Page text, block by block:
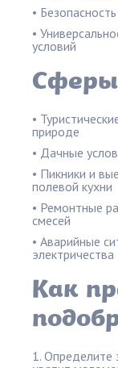
•
•
условий
•
природе
• Дачные
• Пикники и
полевой кухни
• Ремонтные
смесей
• Аварийные
электричества
Как
Определите